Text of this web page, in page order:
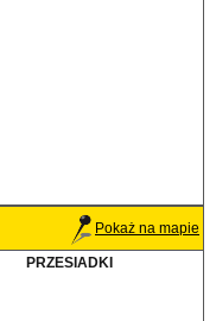
Pokaż na mapie
PRZESIADKI